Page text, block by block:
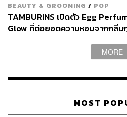
BEAUTY & GROOMING / POP
TAMBURINS เปิดตัว Egg
Glow ที่ต่อยอดความหอมจากกลิ่น
MORE
MOST